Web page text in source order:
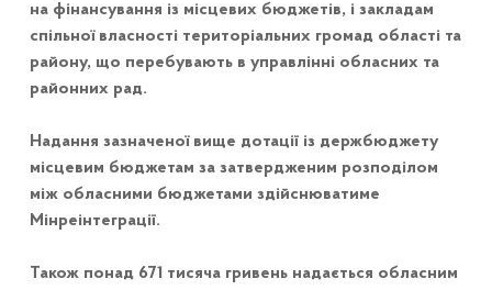
на фінансування із місцевих бюджетів, і закладам
спільної власності територіальних громад області та
району, що перебувають в управлінні обласних та
районних рад.
Надання зазначеної вище дотації із держбюджету
місцевим бюджетам за затвердженим розподілом
між обласними бюджетами здійснюватиме
Мінреінтеграції.
Також понад 671 тисяча гривень надається обласним